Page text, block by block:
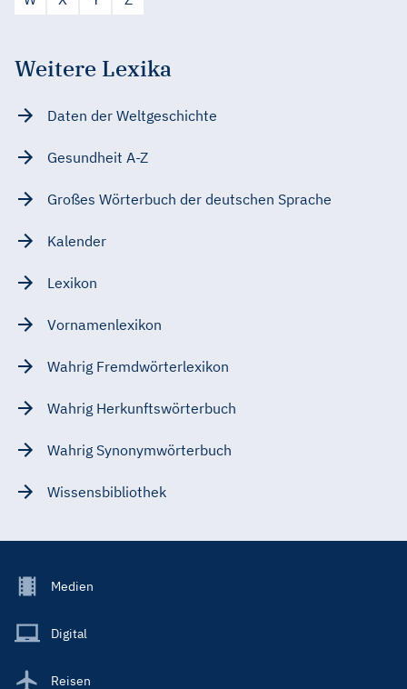
Weitere Lexika
Daten der Weltgeschichte
Gesundheit A-Z
Großes Wörterbuch der deutschen Sprache
Kalender
Lexikon
Vornamenlexikon
Wahrig Fremdwörterlexikon
Wahrig Herkunftswörterbuch
Wahrig Synonymwörterbuch
Wissensbibliothek
Footer
Main
Medien
Digital
Reisen